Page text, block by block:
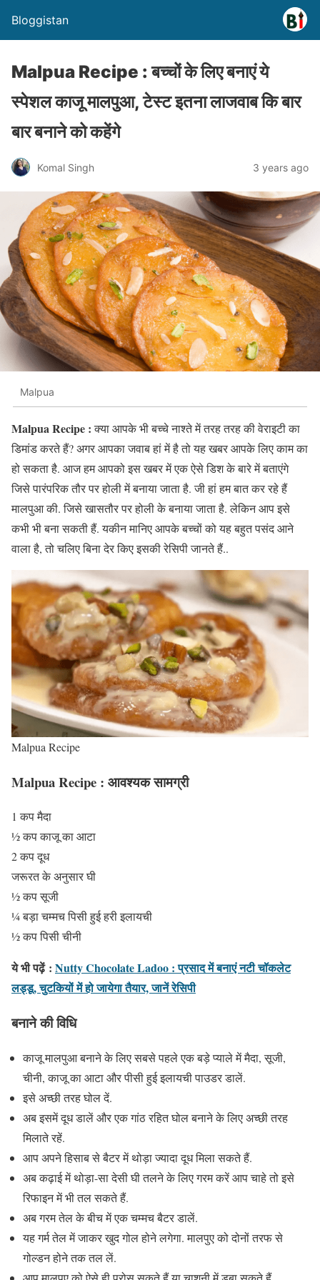
Bloggistan
Malpua Recipe : बच्चों के लिए बनाएं ये
स्पेशल काजू मालपुआ, टेस्ट इतना लाजवाब कि बार
बार बनाने को कहेंगे
Komal Singh 3 years ago
Malpua
Malpua Recipe :क्या आपके भी बच्चे नाश्ते में तरह तरह की वेराइटी का
डिमांड करते हैं? अगर आपका जवाब हां में है तो यह खबर आपके लिए काम का
हो सकता है. आज हम आपको इस खबर में एक ऐसे डिश के बारे में बताएंगे
जिसे पारंपरिक तौर पर होली में बनाया जाता है. जी हां हम बात कर रहे हैं
मालपुआ की. जिसे खासतौर पर होली के बनाया जाता है. लेकिन आप इसे
कभी भी बना सकती हैं. यकीन मानिए आपके बच्चों को यह बहुत पसंद आने
वाला है, तो चलिए बिना देर किए इसकी रेसिपी जानते हैं..
Malpua Recipe
Malpua Recipe : आवश्यक सामग्री
1 कप मैदा
½ कप काजू का आटा
2 कप दूध
जरूरत के अनुसार घी
½ कप सूजी
¼ बड़ा चम्मच पिसी हुई हरी इलायची
½ कप पिसी चीनी
ये भी पढ़ें : Nutty Chocolate Ladoo : प्रसाद में बनाएं नटी चॉकलेट
लड्डू, चुटकियों में हो जायेगा तैयार, जानें रेसिपी
बनाने की विधि
काजू मालपुआ बनाने के लिए सबसे पहले एक बड़े प्याले में मैदा, सूजी,
चीनी, काजू का आटा और पीसी हुई इलायची पाउडर डालें.
इसे अच्छी तरह घोल दें.
अब इसमें दूध डालें और एक गांठ रहित घोल बनाने के लिए अच्छी तरह
मिलाते रहें.
आप अपने हिसाब से बैटर में थोड़ा ज्यादा दूध मिला सकते हैं.
अब कढ़ाई में थोड़ा-सा देसी घी तलने के लिए गरम करें आप चाहे तो इसे
रिफाइन में भी तल सकते हैं.
अब गरम तेल के बीच में एक चम्मच बैटर डालें.
यह गर्म तेल में जाकर खुद गोल होने लगेगा. मालपुए को दोनों तरफ से
गोल्डन होने तक तल लें.